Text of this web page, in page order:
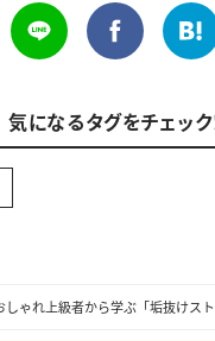
しゃれ上級者から学ぶ「垢抜けスト
気になるタグをチェック